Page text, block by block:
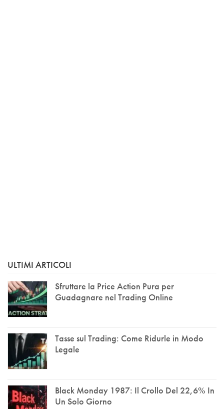
ULTIMI ARTICOLI
Sfruttare la Price Action Pura per
Guadagnare nel Trading Online
Tasse sul Trading: Come Ridurle in Modo
Legale
Black Monday 1987: Il Crollo Del 22,6% In
Un Solo Giorno